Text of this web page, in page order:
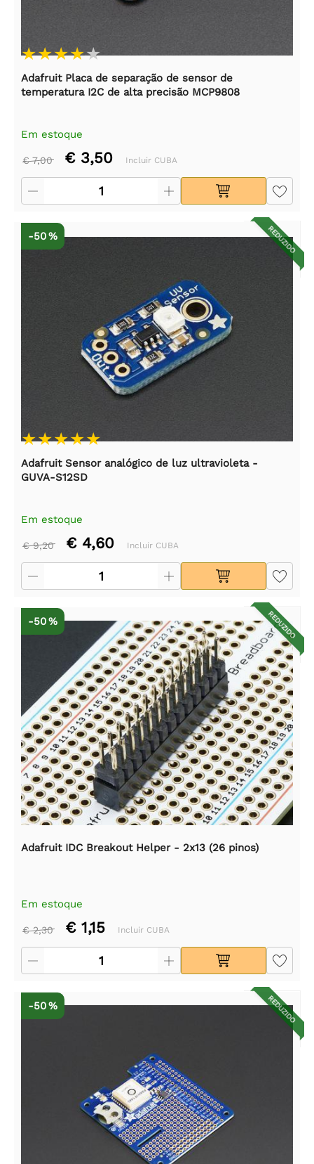
Adafruit Placa de separação de sensor de
temperatura I2C de alta precisão MCP9808
Em estoque
€ 7,00 € 3,50 Incluir CUBA
REDUZIDO
-50 %
Adafruit Sensor analógico de luz ultravioleta -
GUVA-S12SD
Em estoque
€ 9,20 € 4,60 Incluir CUBA
REDUZIDO
-50 %
Adafruit IDC Breakout Helper - 2x13 (26 pinos)
Em estoque
€ 2,30 € 1,15 Incluir CUBA
REDUZIDO
-50 %